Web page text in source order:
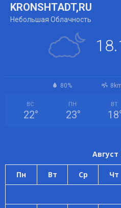
KRONSHTADT,RU
Небольшая Облачность
80%
ВС
22°
ПН
23°
ВТ
18
Август
Пн Вт Ср Чт